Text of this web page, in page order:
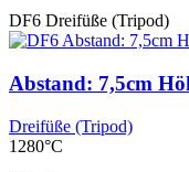
DF6 Dreifüße (Tripod)
Abstand: 7,5cm
Dreifüße (Tripod)
1280°C